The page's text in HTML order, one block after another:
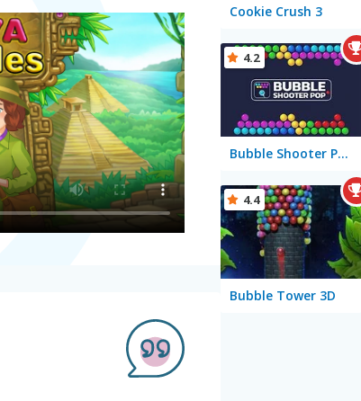
Cookie Crush 3
Bubble Shooter Pop
4.2
Bubble Tower 3D
4.4